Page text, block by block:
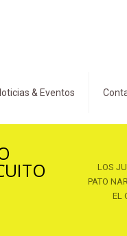
& Eventos
LOS
PATO
EL